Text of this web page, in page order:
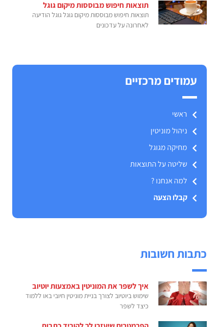
תוצאות חיפוש מבוססות מיקום גוגל
תוצאות חיפוש מבוססות מיקום גוגל גוגל הודיעה
לאחרונה על עדכונים
עמודים מרכזיים
ראשי
ניהול מוניטין
מחיקה מגוגל
שליטה על התוצאות
למה אנחנו ?
קבלו הצעה
כתבות חשובות
איך לשפר את המוניטין באמצעות יוטיוב
שימוש ביוטיוב לצורך בניית מוניטין חיובי באו ללמוד
כיצד לשפר